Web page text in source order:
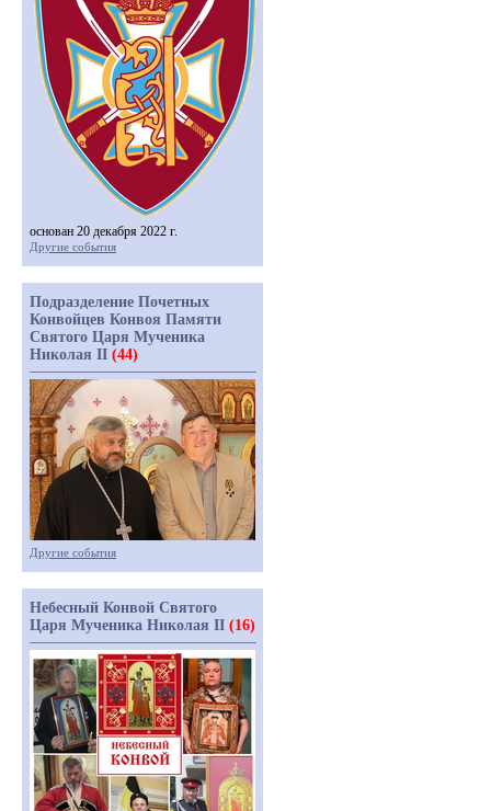
основан 20 декабря 2022 г.
Другие события
Подразделение Почетных
Конвойцев Конвоя Памяти
Святого Царя Мученика
Николая II (44)
Другие события
Небесный Конвой Святого
Царя Мученика Николая II (16)